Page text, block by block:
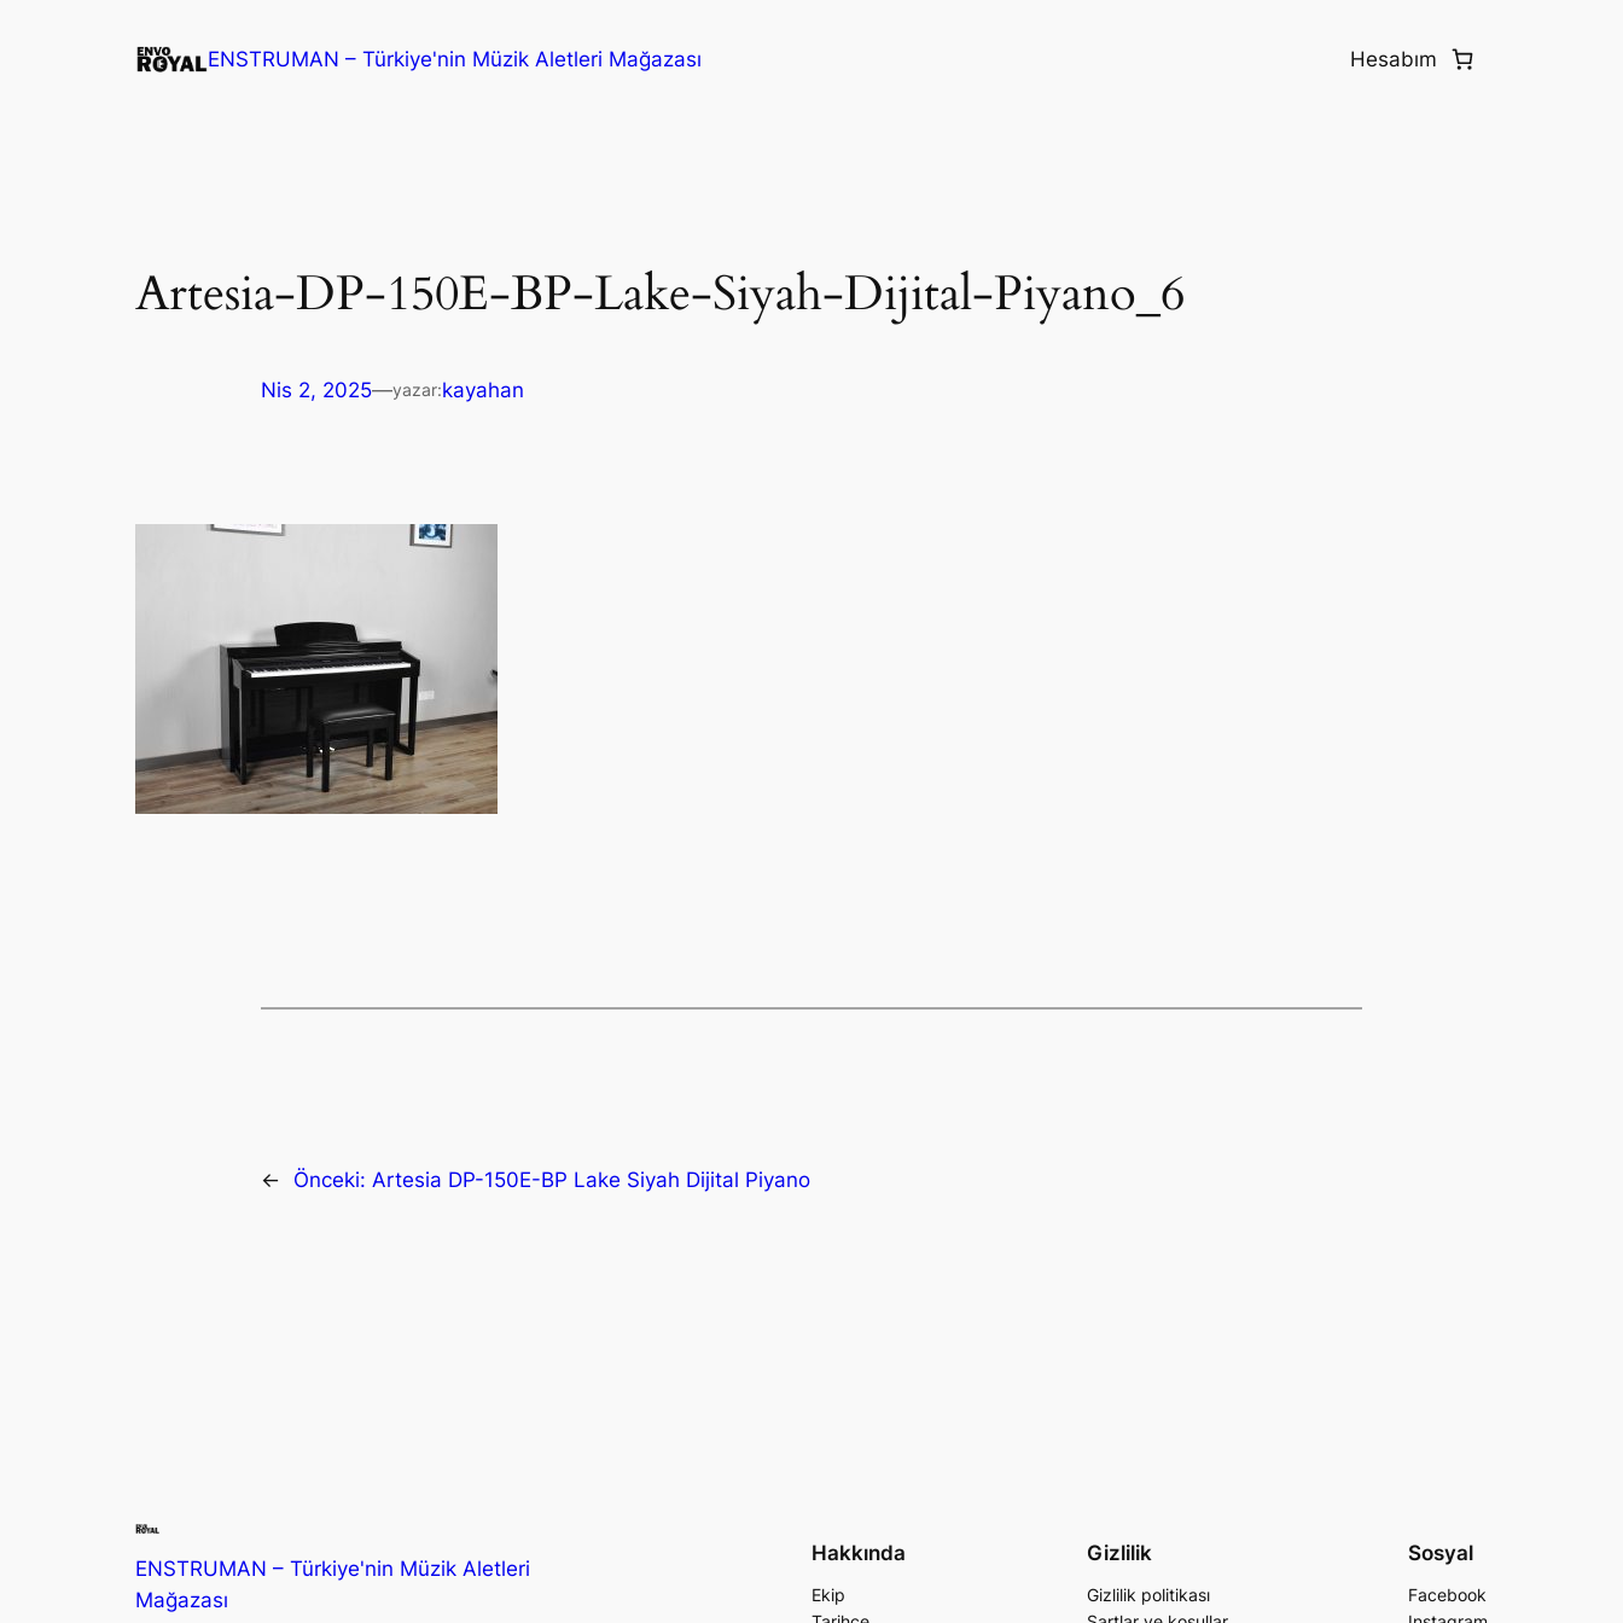
ENSTRUMAN – Türkiye'nin Müzik Aletleri Mağazası Hesabım
Artesia-DP-150E-BP-Lake-Siyah-Dijital-Piyano_6
Nis 2, 2025—yazar:kayahan
← Önceki: Artesia DP-150E-BP Lake Siyah Dijital Piyano
ENSTRUMAN – Türkiye'nin Müzik Aletleri
Mağazası
Hakkında
Ekip
Gizlilik
Gizlilik politikası
Sosyal
Facebook